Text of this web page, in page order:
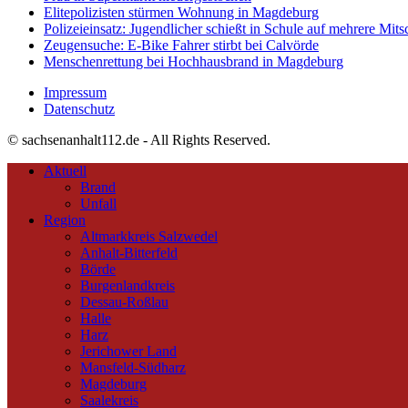
Elitepolizisten stürmen Wohnung in Magdeburg
Polizeieinsatz: Jugendlicher schießt in Schule auf mehrere
Zeugensuche: E-Bike Fahrer stirbt bei Calvörde
Menschenrettung bei Hochhausbrand in Magdeburg
Impressum
Datenschutz
© sachsenanhalt112.de - All Rights Reserved.
Aktuell
Brand
Unfall
Region
Altmarkkreis Salzwedel
Anhalt-Bitterfeld
Börde
Burgenlandkreis
Dessau-Roßlau
Halle
Harz
Jerichower Land
Mansfeld-Südharz
Magdeburg
Saalekreis